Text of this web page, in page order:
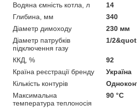
Водяна ємність котла, л
14
Глибина, мм
340
Діаметр димоходу
230 мм
Діаметр патрубків
підключення газу
1/
ККД, %
92
Країна реєстрації бренду
Україна
Кількість контурів
Максимальна
температура теплоносія
90 °C